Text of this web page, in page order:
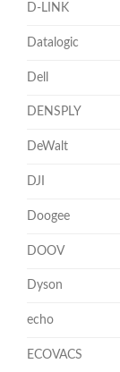
D-LINK
Datalogic
Dell
DENSPLY
DeWalt
DJI
Doogee
DOOV
Dyson
echo
ECOVACS